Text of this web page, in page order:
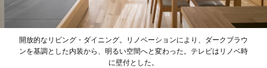
開放的なリビング・ダイニング。リノベーションにより、ダークブラウ
ンを基調とした内装から、明るい空間へと変わった。テレビはリノベ時
に壁付とした。